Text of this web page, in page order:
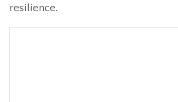
resilience.